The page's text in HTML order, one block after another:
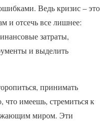
Ведь кризис – это
и отсечь все лишнее:
затраты,
и выделить
принимать
что имеешь, стремиться к
миром. Эти